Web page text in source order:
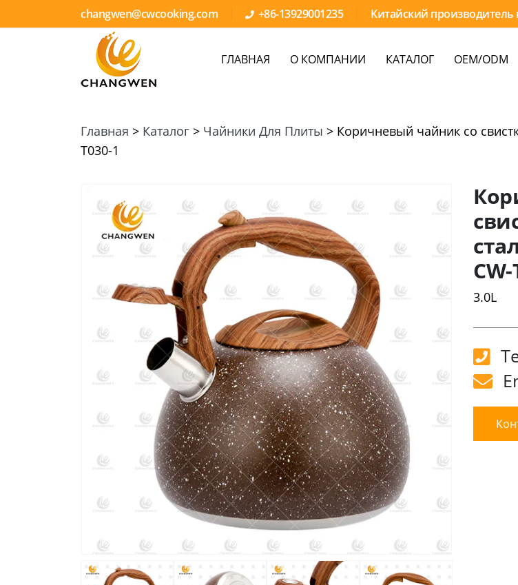
changwen@cwcooking.com +86-13929001235 Китайский
ГЛАВНАЯ О КОМПАНИИ КАТАЛОГ OEM/ODM
Главная > Каталог > Чайники Для Плиты > Коричневый чайник со
T030-1
3.0L